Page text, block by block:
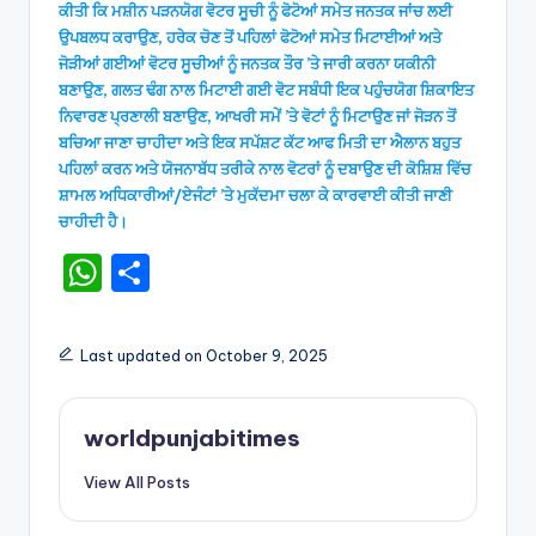
ਕੀਤੀ ਕਿ ਮਸ਼ੀਨ ਪੜਨਯੋਗ ਵੋਟਰ ਸੂਚੀ ਨੂੰ ਫੋਟੋਆਂ ਸਮੇਤ ਜਨਤਕ ਜਾਂਚ ਲਈ
ਉਪਬਲਧ ਕਰਾਉਣ, ਹਰੇਕ ਚੋਣ ਤੋਂ ਪਹਿਲਾਂ ਫੋਟੋਆਂ ਸਮੇਤ ਮਿਟਾਈਆਂ ਅਤੇ
ਜੋੜੀਆਂ ਗਈਆਂ ਵੋਟਰ ਸੂਚੀਆਂ ਨੂੰ ਜਨਤਕ ਤੌਰ ’ਤੇ ਜਾਰੀ ਕਰਨਾ ਯਕੀਨੀ
ਬਣਾਉਣ, ਗਲਤ ਢੰਗ ਨਾਲ ਮਿਟਾਈ ਗਈ ਵੋਟ ਸਬੰਧੀ ਇਕ ਪਹੁੰਚਯੋਗ ਸ਼ਿਕਾਇਤ
ਨਿਵਾਰਣ ਪ੍ਰਣਾਲੀ ਬਣਾਉਣ, ਆਖਰੀ ਸਮੇਂ ’ਤੇ ਵੋਟਾਂ ਨੂੰ ਮਿਟਾਉਣ ਜਾਂ ਜੋੜਨ ਤੋਂ
ਬਚਿਆ ਜਾਣਾ ਚਾਹੀਦਾ ਅਤੇ ਇਕ ਸਪੱਸ਼ਟ ਕੱਟ ਆਫ ਮਿਤੀ ਦਾ ਐਲਾਨ ਬਹੁਤ
ਪਹਿਲਾਂ ਕਰਨ ਅਤੇ ਯੋਜਨਾਬੱਧ ਤਰੀਕੇ ਨਾਲ ਵੋਟਰਾਂ ਨੂੰ ਦਬਾਉਣ ਦੀ ਕੋਸ਼ਿਸ਼ ਵਿੱਚ
ਸ਼ਾਮਲ ਅਧਿਕਾਰੀਆਂ/ਏਜੰਟਾਂ ’ਤੇ ਮੁਕੱਦਮਾ ਚਲਾ ਕੇ ਕਾਰਵਾਈ ਕੀਤੀ ਜਾਣੀ
ਚਾਹੀਦੀ ਹੈ।
W
a
ts
A
p
ar
e
Last updated on October 9, 2025
worldpunjabitimes
View All Posts